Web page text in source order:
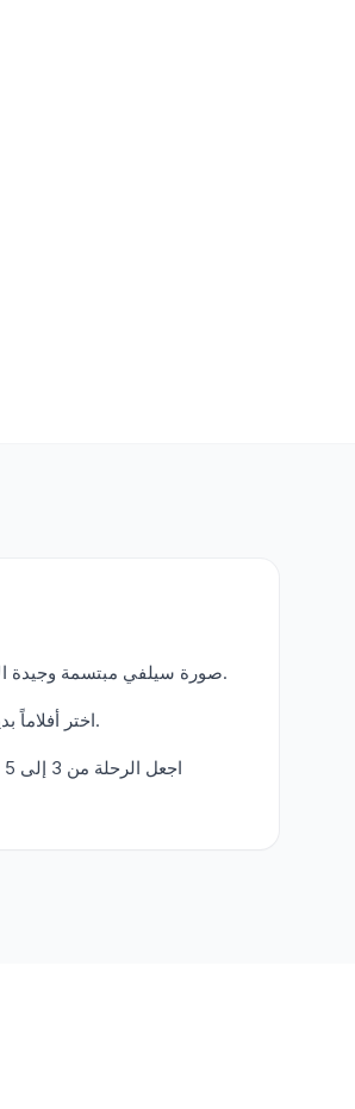
صورة سيلفي مبتسمة وجيدة الإضاءة تندمج بأكثر شكل طبيعي في مشاهد الأفلام.
اختر أفلاماً بديكورات مميزة بصرياً للحصول على نتائج أكثر تعرّفاً.